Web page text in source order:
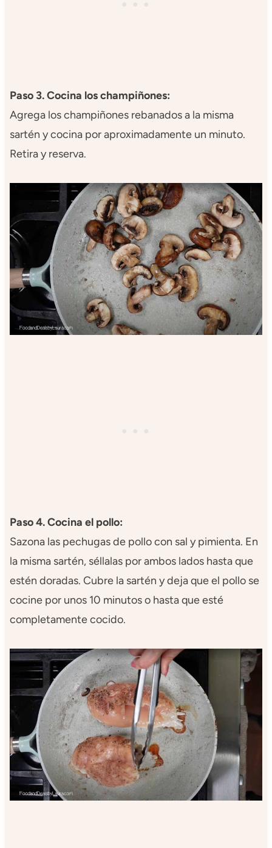
Paso 3. Cocina los champiñones:
Agrega los champiñones rebanados a la misma
sartén y cocina por aproximadamente un minuto.
Retira y reserva.
Paso 4. Cocina el pollo:
Sazona las pechugas de pollo con sal y pimienta. En
la misma sartén, séllalas por ambos lados hasta que
estén doradas. Cubre la sartén y deja que el pollo se
cocine por unos 10 minutos o hasta que esté
completamente cocido.